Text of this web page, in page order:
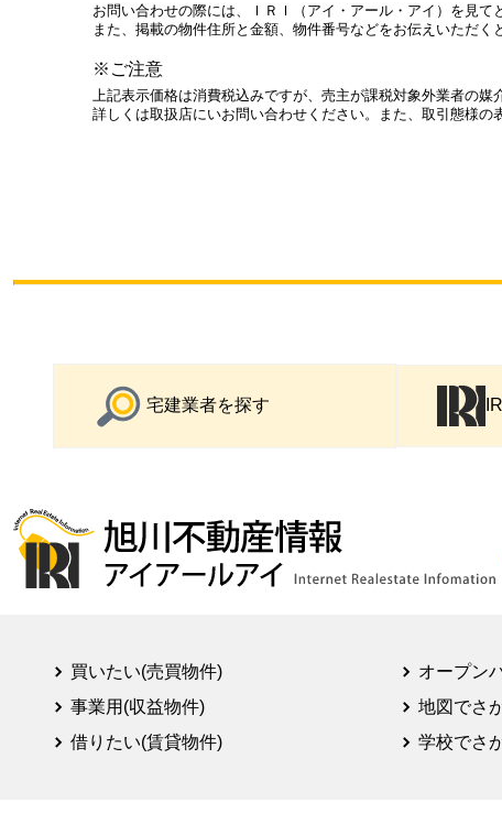
お問い合わせの際には、ＩＲＩ（アイ・アール・アイ）を見て
また、掲載の物件住所と金額、物件番号などをお伝えいただく
※ご注意
上記表示価格は消費税込みですが、売主が課税対象外業者の
詳しくは取扱店にいお問い合わせください。また、取引態様
宅建業者を探す
買いたい(売買物件)
事業用(収益物件)
借りたい(賃貸物件)
オープン
地図でさ
学校でさ